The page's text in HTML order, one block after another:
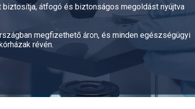
átfogó és biztonságos megoldást nyújtva
megfizethető áron, és minden egészségügyi
révén.